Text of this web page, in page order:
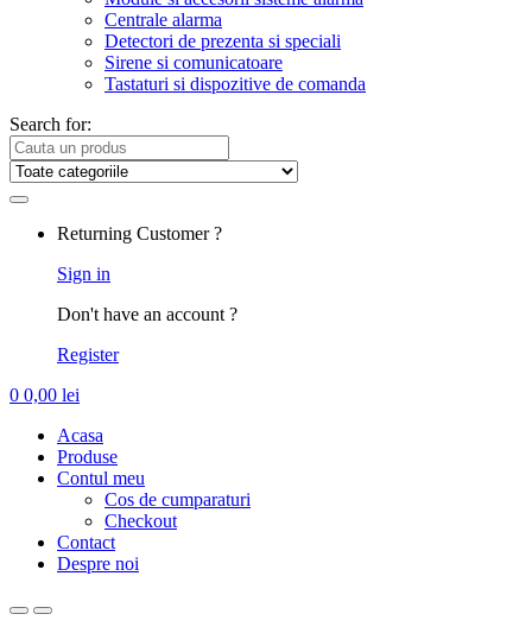
Centrale alarma
Detectori de prezenta si speciali
Sirene si comunicatoare
Tastaturi si dispozitive de comanda
Search for:
Returning Customer ?
Sign in
Don't have an account ?
Register
0 0,00 lei
Acasa
Produse
Contul meu
Cos de cumparaturi
Checkout
Contact
Despre noi